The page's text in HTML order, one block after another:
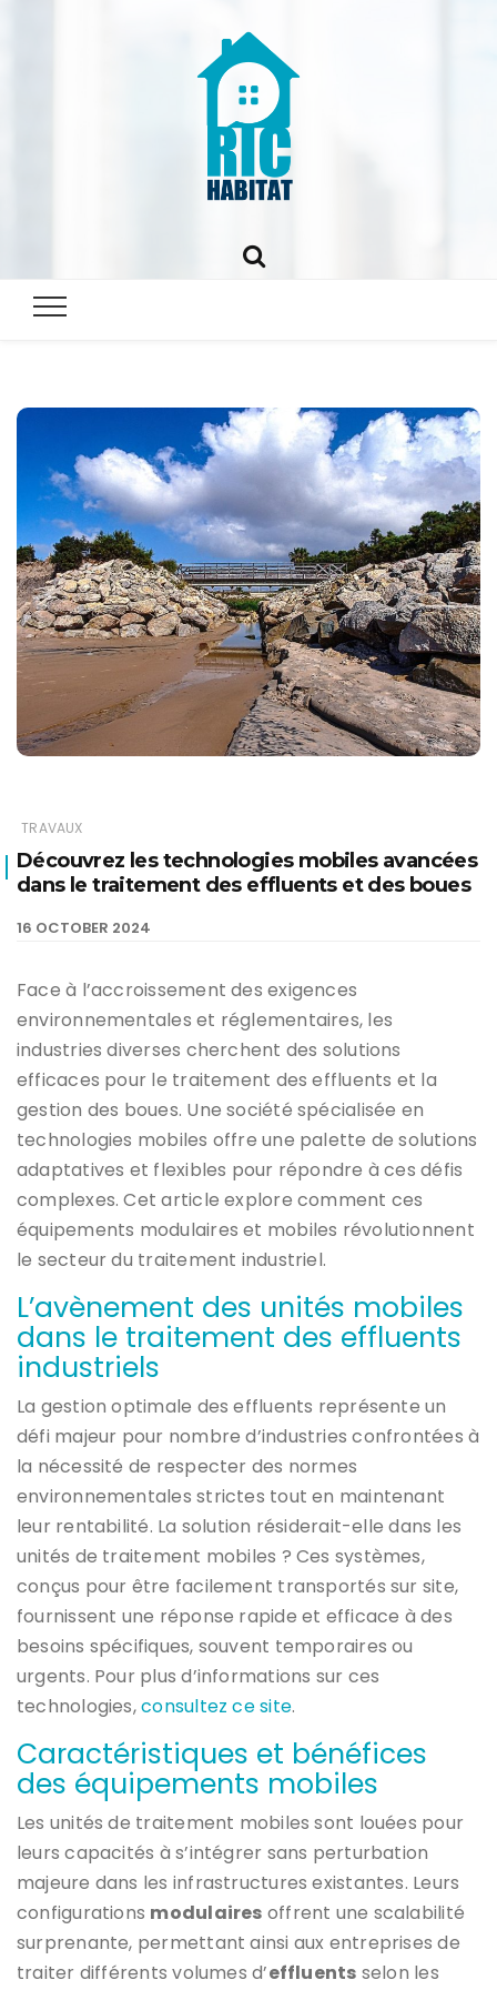
TRAVAUX
Découvrez les technologies mobiles avancées
dans le traitement des effluents et des boues
16 OCTOBER 2024
Face à l’accroissement des exigences
environnementales et réglementaires, les
industries diverses cherchent des solutions
efficaces pour le traitement des effluents et la
gestion des boues. Une société spécialisée en
technologies mobiles offre une palette de solutions
adaptatives et flexibles pour répondre à ces défis
complexes. Cet article explore comment ces
équipements modulaires et mobiles révolutionnent
le secteur du traitement industriel.
L’avènement des unités mobiles
dans le traitement des effluents
industriels
La gestion optimale des effluents représente un
défi majeur pour nombre d’industries confrontées à
la nécessité de respecter des normes
environnementales strictes tout en maintenant
leur rentabilité. La solution résiderait-elle dans les
unités de traitement mobiles ? Ces systèmes,
conçus pour être facilement transportés sur site,
fournissent une réponse rapide et efficace à des
besoins spécifiques, souvent temporaires ou
urgents. Pour plus d’informations sur ces
technologies,consultez ce site.
Caractéristiques et bénéfices
des équipements mobiles
Les unités de traitement mobiles sont louées pour
leurs capacités à s’intégrer sans perturbation
majeure dans les infrastructures existantes. Leurs
configurations modulaires offrent une scalabilité
surprenante, permettant ainsi aux entreprises de
traiter différents volumes d’effluents selon les